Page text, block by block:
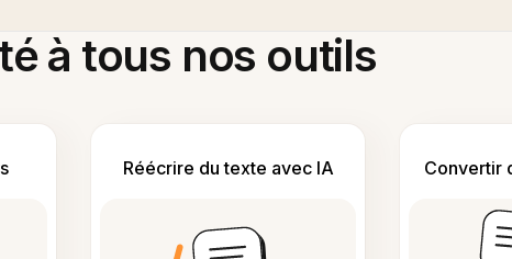
à tous nos outils
Réécrire du texte avec IA Convertir